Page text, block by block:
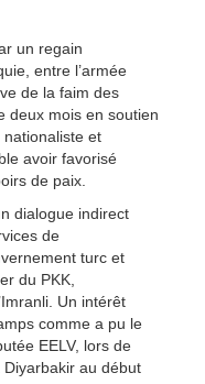
un regain
entre l’armée
de la faim des
deux mois en soutien
nationaliste et
avoir favorisé
de paix.
dialogue indirect
de
turc et
du PKK,
Un intérêt
comme a pu le
EELV, lors de
au début